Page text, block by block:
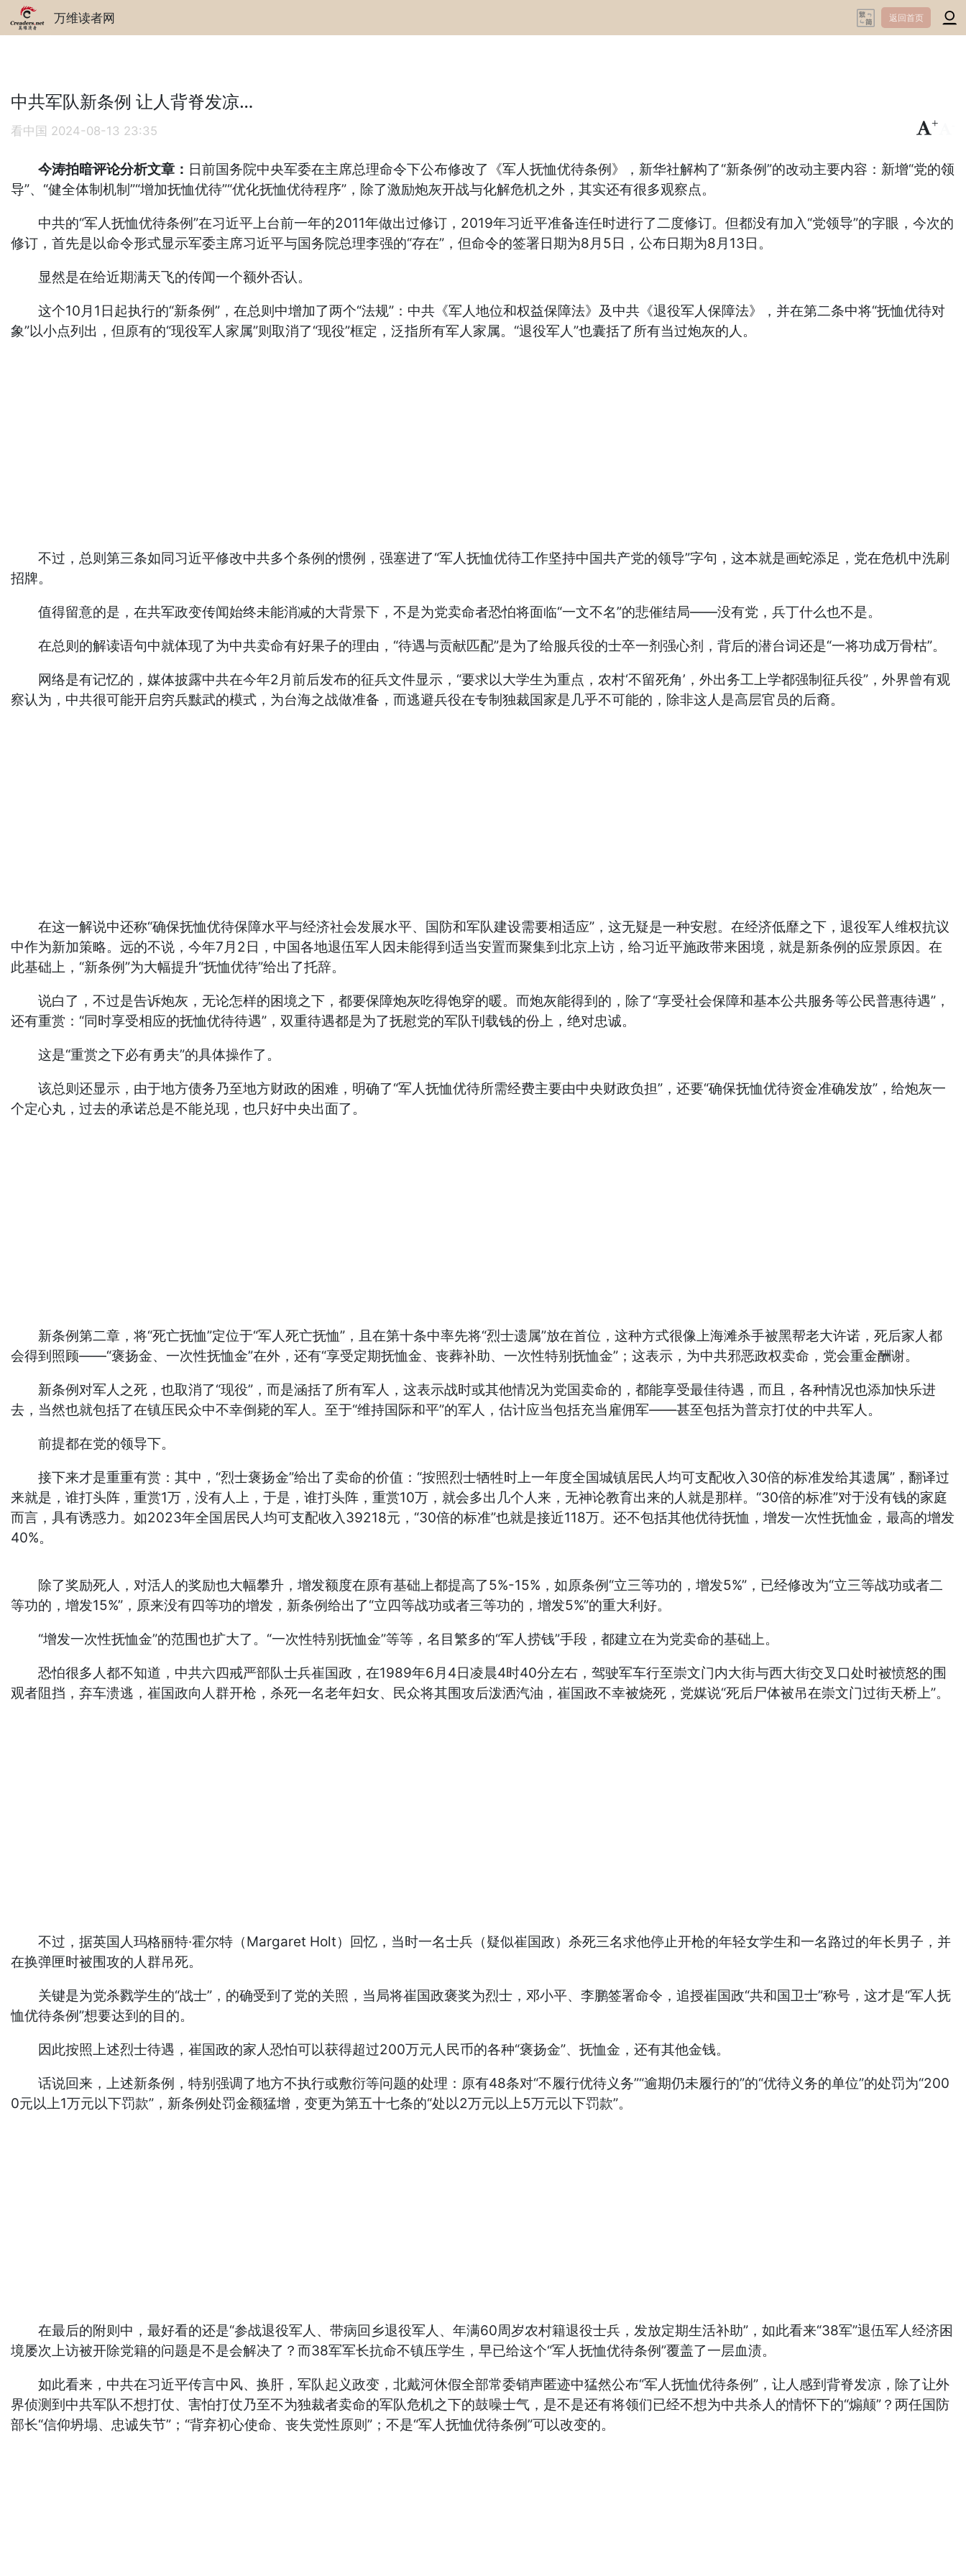
万维读者网 返回首页
中共军队新条例 让人背脊发凉…
看中国 2024-08-13 23:35
+
今涛拍暗评论分析文章： 日前国务院中央军委在主席总理命令下公布修改了《军人抚恤优待条例》，新华社解构了“新条例”的改动主要内容：新增“党的领
导”、“健全体制机制”“增加抚恤优待”“优化抚恤优待程序”，除了激励炮灰开战与化解危机之外，其实还有很多观察点。
中共的“军人抚恤优待条例”在习近平上台前一年的2011年做出过修订，2019年习近平准备连任时进行了二度修订。但都没有加入“党领导”的字眼，今次的
修订，首先是以命令形式显示军委主席习近平与国务院总理李强的“存在”，但命令的签署日期为8月5日，公布日期为8月13日。
显然是在给近期满天飞的传闻一个额外否认。
这个10月1日起执行的“新条例”，在总则中增加了两个“法规”：中共《军人地位和权益保障法》及中共《退役军人保障法》，并在第二条中将“抚恤优待对
象”以小点列出，但原有的“现役军人家属”则取消了“现役”框定，泛指所有军人家属。“退役军人”也囊括了所有当过炮灰的人。
不过，总则第三条如同习近平修改中共多个条例的惯例，强塞进了“军人抚恤优待工作坚持中国共产党的领导”字句，这本就是画蛇添足，党在危机中洗刷
招牌。
值得留意的是，在共军政变传闻始终未能消减的大背景下，不是为党卖命者恐怕将面临“一文不名”的悲催结局——没有党，兵丁什么也不是。
在总则的解读语句中就体现了为中共卖命有好果子的理由，“待遇与贡献匹配”是为了给服兵役的士卒一剂强心剂，背后的潜台词还是“一将功成万骨枯”。
网络是有记忆的，媒体披露中共在今年2月前后发布的征兵文件显示，“要求以大学生为重点，农村‘不留死角’，外出务工上学都强制征兵役”，外界曾有观
察认为，中共很可能开启穷兵黩武的模式，为台海之战做准备，而逃避兵役在专制独裁国家是几乎不可能的，除非这人是高层官员的后裔。
在这一解说中还称“确保抚恤优待保障水平与经济社会发展水平、国防和军队建设需要相适应”，这无疑是一种安慰。在经济低靡之下，退役军人维权抗议
中作为新加策略。远的不说，今年7月2日，中国各地退伍军人因未能得到适当安置而聚集到北京上访，给习近平施政带来困境，就是新条例的应景原因。在
此基础上，“新条例”为大幅提升“抚恤优待”给出了托辞。
说白了，不过是告诉炮灰，无论怎样的困境之下，都要保障炮灰吃得饱穿的暖。而炮灰能得到的，除了“享受社会保障和基本公共服务等公民普惠待遇”，
还有重赏：“同时享受相应的抚恤优待待遇”，双重待遇都是为了抚慰党的军队刊载钱的份上，绝对忠诚。
这是“重赏之下必有勇夫”的具体操作了。
该总则还显示，由于地方债务乃至地方财政的困难，明确了“军人抚恤优待所需经费主要由中央财政负担”，还要“确保抚恤优待资金准确发放”，给炮灰一
个定心丸，过去的承诺总是不能兑现，也只好中央出面了。
新条例第二章，将“死亡抚恤”定位于“军人死亡抚恤”，且在第十条中率先将“烈士遗属”放在首位，这种方式很像上海滩杀手被黑帮老大许诺，死后家人都
会得到照顾——“褒扬金、一次性抚恤金”在外，还有“享受定期抚恤金、丧葬补助、一次性特别抚恤金”；这表示，为中共邪恶政权卖命，党会重金酬谢。
新条例对军人之死，也取消了“现役”，而是涵括了所有军人，这表示战时或其他情况为党国卖命的，都能享受最佳待遇，而且，各种情况也添加快乐进
去，当然也就包括了在镇压民众中不幸倒毙的军人。至于“维持国际和平”的军人，估计应当包括充当雇佣军——甚至包括为普京打仗的中共军人。
前提都在党的领导下。
接下来才是重重有赏：其中，“烈士褒扬金”给出了卖命的价值：“按照烈士牺牲时上一年度全国城镇居民人均可支配收入30倍的标准发给其遗属”，翻译过
来就是，谁打头阵，重赏1万，没有人上，于是，谁打头阵，重赏10万，就会多出几个人来，无神论教育出来的人就是那样。“30倍的标准”对于没有钱的家庭
而言，具有诱惑力。如2023年全国居民人均可支配收入39218元，“30倍的标准”也就是接近118万。还不包括其他优待抚恤，增发一次性抚恤金，最高的增发
40%。
除了奖励死人，对活人的奖励也大幅攀升，增发额度在原有基础上都提高了5%-15%，如原条例“立三等功的，增发5%”，已经修改为“立三等战功或者二
等功的，增发15%”，原来没有四等功的增发，新条例给出了“立四等战功或者三等功的，增发5%”的重大利好。
“增发一次性抚恤金”的范围也扩大了。“一次性特别抚恤金”等等，名目繁多的“军人捞钱”手段，都建立在为党卖命的基础上。
恐怕很多人都不知道，中共六四戒严部队士兵崔国政，在1989年6月4日凌晨4时40分左右，驾驶军车行至崇文门内大街与西大街交叉口处时被愤怒的围
观者阻挡，弃车溃逃，崔国政向人群开枪，杀死一名老年妇女、民众将其围攻后泼洒汽油，崔国政不幸被烧死，党媒说“死后尸体被吊在崇文门过街天桥上”。
不过，据英国人玛格丽特·霍尔特（Margaret Holt）回忆，当时一名士兵（疑似崔国政）杀死三名求他停止开枪的年轻女学生和一名路过的年长男子，并
在换弹匣时被围攻的人群吊死。
关键是为党杀戮学生的“战士”，的确受到了党的关照，当局将崔国政褒奖为烈士，邓小平、李鹏签署命令，追授崔国政“共和国卫士”称号，这才是“军人抚
恤优待条例”想要达到的目的。
因此按照上述烈士待遇，崔国政的家人恐怕可以获得超过200万元人民币的各种“褒扬金”、抚恤金，还有其他金钱。
话说回来，上述新条例，特别强调了地方不执行或敷衍等问题的处理：原有48条对“不履行优待义务”“逾期仍未履行的”的“优待义务的单位”的处罚为“200
0元以上1万元以下罚款”，新条例处罚金额猛增，变更为第五十七条的“处以2万元以上5万元以下罚款”。
在最后的附则中，最好看的还是“参战退役军人、带病回乡退役军人、年满60周岁农村籍退役士兵，发放定期生活补助”，如此看来“38军”退伍军人经济困
境屡次上访被开除党籍的问题是不是会解决了？而38军军长抗命不镇压学生，早已给这个“军人抚恤优待条例”覆盖了一层血渍。
如此看来，中共在习近平传言中风、换肝，军队起义政变，北戴河休假全部常委销声匿迹中猛然公布“军人抚恤优待条例”，让人感到背脊发凉，除了让外
界侦测到中共军队不想打仗、害怕打仗乃至不为独裁者卖命的军队危机之下的鼓噪士气，是不是还有将领们已经不想为中共杀人的情怀下的“煽颠”？两任国防
部长“信仰坍塌、忠诚失节”；“背弃初心使命、丧失党性原则”；不是“军人抚恤优待条例”可以改变的。